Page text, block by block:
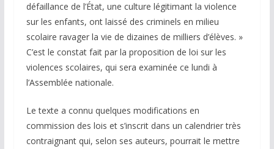
défaillance de l’État, une culture légitimant la violence
sur les enfants, ont laissé des criminels en milieu
scolaire ravager la vie de dizaines de milliers d’élèves. »
C’est le constat fait par la proposition de loi sur les
violences scolaires, qui sera examinée ce lundi à
l’Assemblée nationale.
Le texte a connu quelques modifications en
commission des lois et s’inscrit dans un calendrier très
contraignant qui, selon ses auteurs, pourrait le mettre